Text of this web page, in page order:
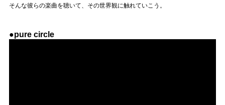
そんな彼らの楽曲を聴いて、その世界観に触れていこう。
●pure circle